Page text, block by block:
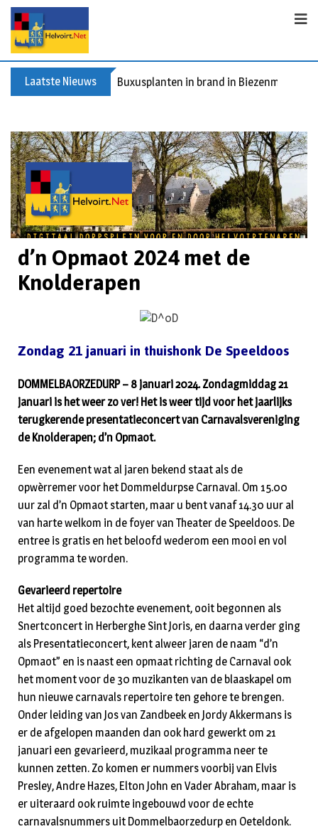
Laatste Nieuws Buxusplanten in brand in Biezenmortel,
d’n Opmaot 2024 met de
Knolderapen
Zondag 21 januari in thuishonk De Speeldoos
DOMMELBAORZEDURP – 8 januari 2024. Zondagmiddag 21
januari is het weer zo ver! Het is weer tijd voor het jaarlijks
terugkerende presentatieconcert van Carnavalsvereniging
de Knolderapen; d’n Opmaot.
Een evenement wat al jaren bekend staat als de
opwèrremer voor het Dommeldurpse Carnaval. Om 15.00
uur zal d’n Opmaot starten, maar u bent vanaf 14.30 uur al
van harte welkom in de foyer van Theater de Speeldoos. De
entree is gratis en het beloofd wederom een mooi en vol
programma te worden.
Gevarieerd repertoire
Het altijd goed bezochte evenement, ooit begonnen als
Snertconcert in Herberghe Sint Joris, en daarna verder ging
als Presentatieconcert, kent alweer jaren de naam “d’n
Opmaot” en is naast een opmaat richting de Carnaval ook
het moment voor de 30 muzikanten van de blaaskapel om
hun nieuwe carnavals repertoire ten gehore te brengen.
Onder leiding van Jos van Zandbeek en Jordy Akkermans is
er de afgelopen maanden dan ook hard gewerkt om 21
januari een gevarieerd, muzikaal programma neer te
kunnen zetten. Zo komen er nummers voorbij van Elvis
Presley, Andre Hazes, Elton John en Vader Abraham, maar is
er uiteraard ook ruimte ingebouwd voor de echte
carnavalsnummers uit Dommelbaorzedurp en Oeteldonk.